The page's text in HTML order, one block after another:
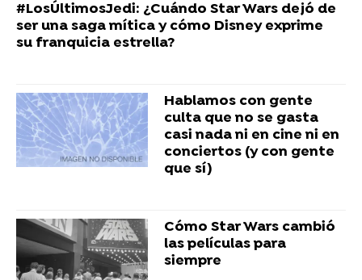
#LosÚltimosJedi: ¿Cuándo Star Wars dejó de
ser una saga mítica y cómo Disney exprime
su franquicia estrella?
Hablamos con gente
culta que no se gasta
casi nada ni en cine ni en
conciertos (y con gente
que sí)
Cómo Star Wars cambió
las películas para
siempre